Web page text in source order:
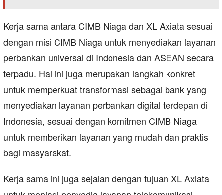
Kerja sama antara CIMB Niaga dan XL Axiata sesuai
dengan misi CIMB Niaga untuk menyediakan layanan
perbankan universal di Indonesia dan ASEAN secara
terpadu. Hal ini juga merupakan langkah konkret
untuk memperkuat transformasi sebagai bank yang
menyediakan layanan perbankan digital terdepan di
Indonesia, sesuai dengan komitmen CIMB Niaga
untuk memberikan layanan yang mudah dan praktis
bagi masyarakat.
Kerja sama ini juga sejalan dengan tujuan XL Axiata